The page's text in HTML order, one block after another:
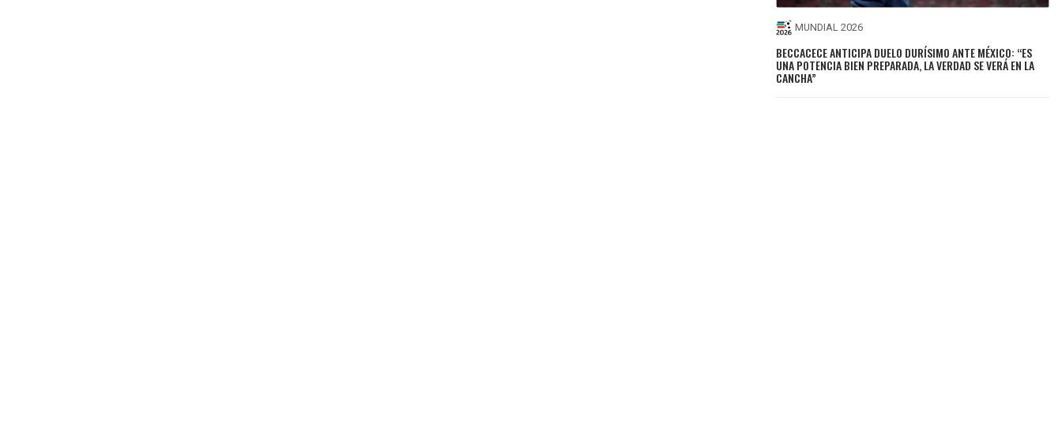
MUNDIAL 2026
BECCACECE ANTICIPA DUELO DURÍSIMO ANTE MÉXICO: “ES
UNA POTENCIA BIEN PREPARADA, LA VERDAD SE VERÁ EN LA
CANCHA”